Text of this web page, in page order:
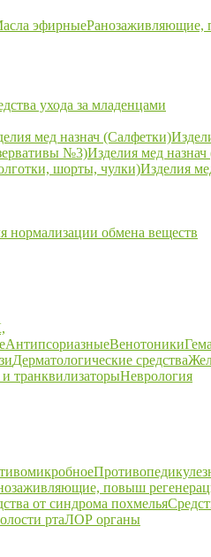
эфирныеРанозаживляющие,
ухода за младенцами
мед назнач (Салфетки)
№3)Изделия мед
шорты, чулки)Изделия
нормализации обмена веществ
АнтипсориазныеВенотоники
Дерматологические средства
транквилизаторыНеврология
повыш
от синдрома похмелья
ртаЛОР органы